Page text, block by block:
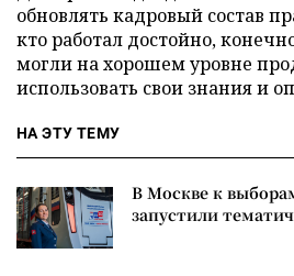
обновлять кадровый состав
кто работал достойно,
могли на хорошем уровне
использовать свои знания и
НА ЭТУ ТЕМУ
В Москве к
запустили